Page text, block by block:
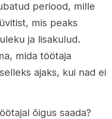
periood, mille
mis peaks
ja lisakulud.
mida töötaja
ajaks, kui nad ei
õigus saada?